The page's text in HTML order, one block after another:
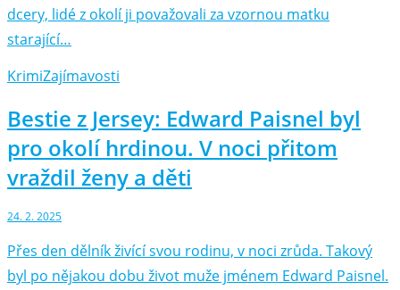
dcery, lidé z okolí ji považovali za vzornou matku
starající…
KrimiZajímavosti
Bestie z Jersey: Edward Paisnel byl
pro okolí hrdinou. V noci přitom
vraždil ženy a děti
24. 2. 2025
Přes den dělník živící svou rodinu, v noci zrůda. Takový
byl po nějakou dobu život muže jménem Edward Paisnel.